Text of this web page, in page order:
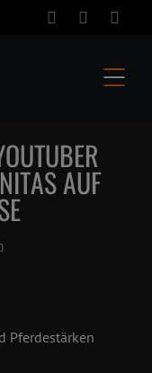
AUF
Pferdestärken